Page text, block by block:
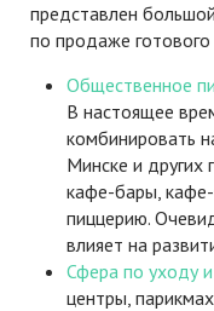
представлен
по продаже готового
Общественное
В настоящее
комбинировать
Минске и других
кафе-бары,
пиццерию.
влияет на
Сфера по уходу
центры,